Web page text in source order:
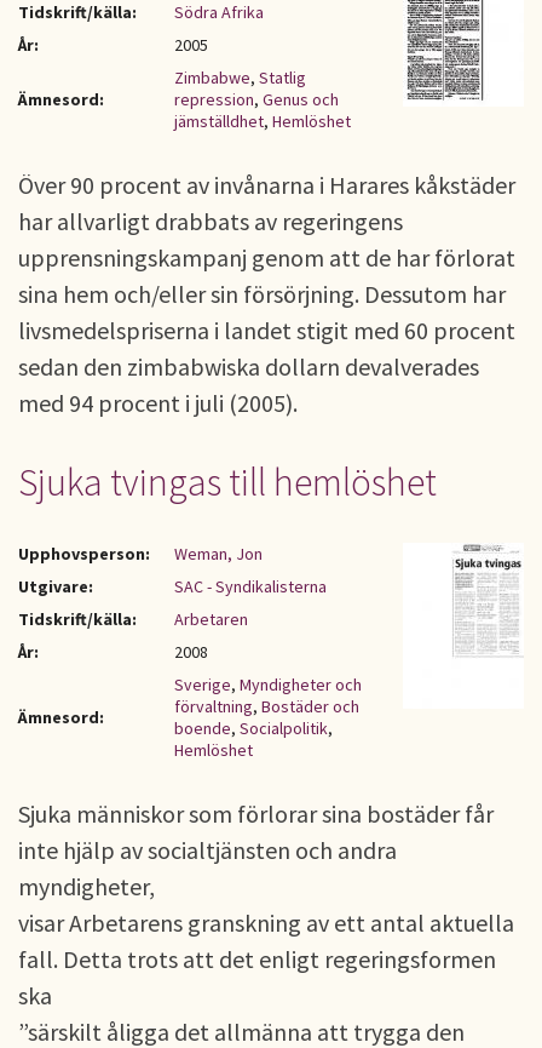
Tidskrift/källa:
Södra Afrika
År:
2005
Ämnesord:
Zimbabwe, Statlig
repression, Genus och
jämställdhet, Hemlöshet
Över 90 procent av invånarna i Harares kåkstäder
har allvarligt drabbats av regeringens
upprensningskampanj genom att de har förlorat
sina hem och/eller sin försörjning. Dessutom har
livsmedelspriserna i landet stigit med 60 procent
sedan den zimbabwiska dollarn devalverades
med 94 procent i juli (2005).
Sjuka tvingas till hemlöshet
Upphovsperson:
Weman, Jon
Utgivare:
SAC - Syndikalisterna
Tidskrift/källa:
Arbetaren
År:
2008
Ämnesord:
Sverige, Myndigheter och
förvaltning, Bostäder och
boende, Socialpolitik,
Hemlöshet
Sjuka människor som förlorar sina bostäder får
inte hjälp av socialtjänsten och andra
myndigheter,
visar Arbetarens granskning av ett antal aktuella
fall. Detta trots att det enligt regeringsformen
ska
”särskilt åligga det allmänna att trygga den